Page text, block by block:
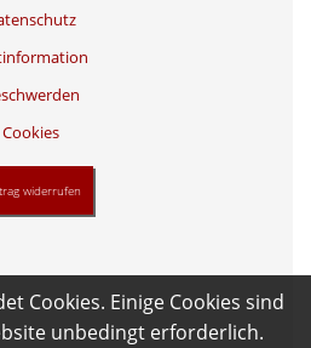
Cookies
widerrufen
Cookies. Einige Cookies sind
unbedingt erforderlich.